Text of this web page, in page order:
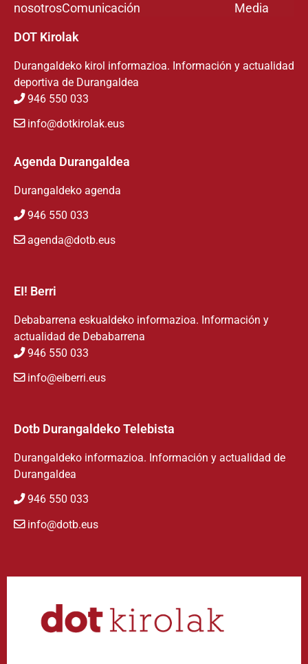
nosotrosComunicación
Media
DOT Kirolak
Durangaldeko kirol informazioa. Información y actualidad
deportiva de Durangaldea
946 550 033
info@dotkirolak.eus
Agenda Durangaldea
Durangaldeko agenda
946 550 033
agenda@dotb.eus
EI! Berri
Debabarrena eskualdeko informazioa. Información y
actualidad de Debabarrena
946 550 033
info@eiberri.eus
Dotb Durangaldeko Telebista
Durangaldeko informazioa. Información y actualidad de
Durangaldea
946 550 033
info@dotb.eus